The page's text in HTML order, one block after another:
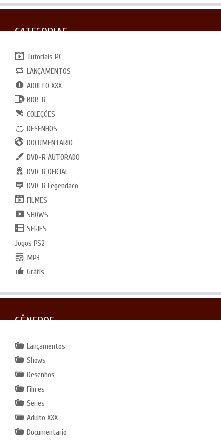
CATEGORIAS
Tutoriais PC
LANÇAMENTOS
ADULTO XXX
BDR-R
COLEÇÕES
DESENHOS
DOCUMENTARIO
DVD-R AUTORADO
DVD-R OFICIAL
DVD-R Legendado
FILMES
SHOWS
SERIES
Jogos PS2
MP3
Grátis
GÊNEROS
Lançamentos
Shows
Desenhos
Filmes
Series
Adulto XXX
Documentario